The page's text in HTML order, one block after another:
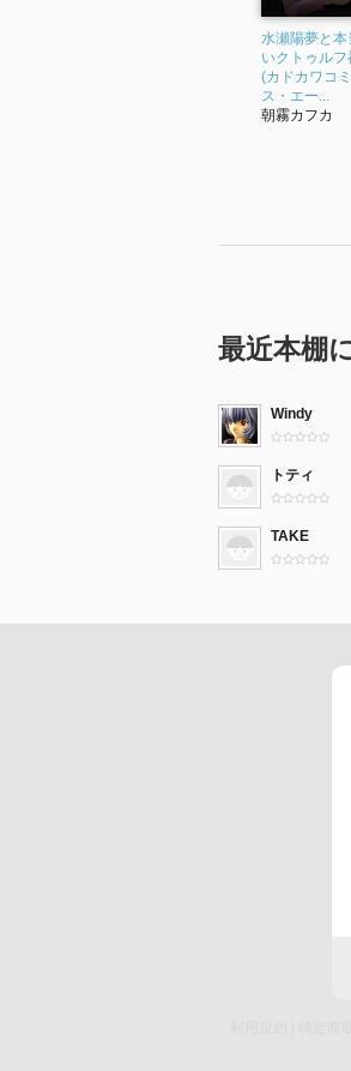
水瀬陽夢と本
いクトゥル
(カドカワコ
ス・エー...
朝霧カフカ
最近本棚
Windy
トティ
TAKE